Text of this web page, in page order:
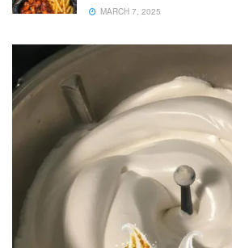
MARCH 7, 2025